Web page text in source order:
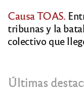
Causa TOAS.
tribunas y la
colectivo que
Últimas